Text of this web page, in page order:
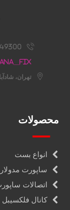
محصولات
انواع بست
ساپورت
اتصالات
کانال فلکسیبل